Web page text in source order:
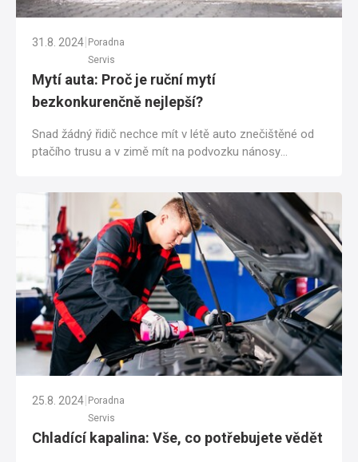
31.8. 2024 Poradna
Servis
Mytí auta: Proč je ruční mytí
bezkonkurenčně nejlepší?
Snad žádný řidič nechce mít v létě auto znečištěné od
ptačího trusu a v zimě mít na podvozku nánosy
25.8. 2024 Poradna
Servis
Chladící kapalina: Vše, co potřebujete vědět